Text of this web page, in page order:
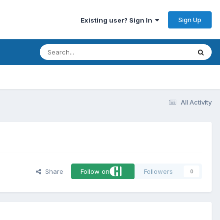
Existing user? Sign In Sign Up
All Activity
Share Follow on Followers 0